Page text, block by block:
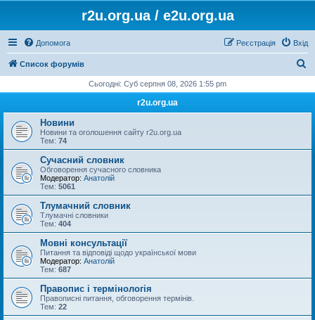
r2u.org.ua / e2u.org.ua
Допомога Вхід
Реєстрація
Список форумів
у
Сьогодні: Суб серпня 08, 2026 1:55 pm
r2u.org.ua
Новини
Новини та оголошення сайту r2u.org.ua
Тем: 74
Сучасний словник
Обговорення сучасного словника
Модератор: Анатолій
Тем: 5061
Тлумачний словник
Тлумачні словники
Тем: 404
Мовні консультації
Питання та відповіді щодо української мови
Модератор: Анатолій
Тем: 687
Правопис і термінологія
Правописні питання, обговорення термінів.
Тем: 22